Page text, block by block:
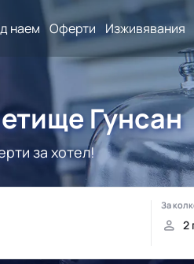
наем Оферти Изживявания
Гунсан
за хотел!